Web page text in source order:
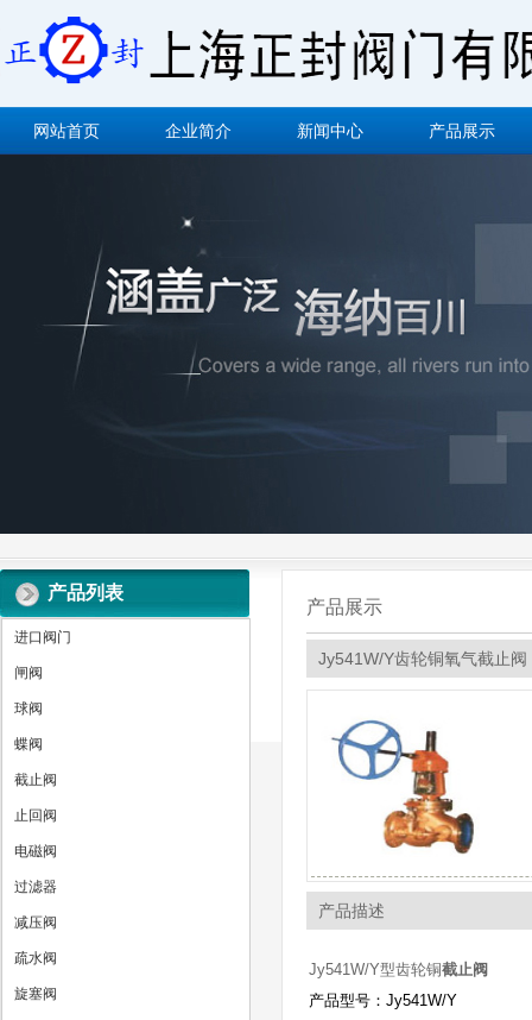
网站首页 企业简介 新闻中心 产品展示
产品列表
进口阀门
闸阀
球阀
蝶阀
截止阀
止回阀
电磁阀
过滤器
减压阀
疏水阀
旋塞阀
产品展示
Jy541W/Y齿轮铜氧气截止阀
产品描述
Jy541W/Y型齿轮铜截止阀
产品型号：Jy541W/Y